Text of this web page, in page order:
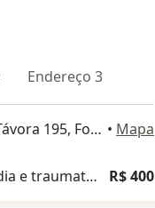
Endereço 3
Avenida Senador Virgílio Távora 195, Fortaleza • Mapa
Primeira consulta ortopedia e traumatologia R$ 400